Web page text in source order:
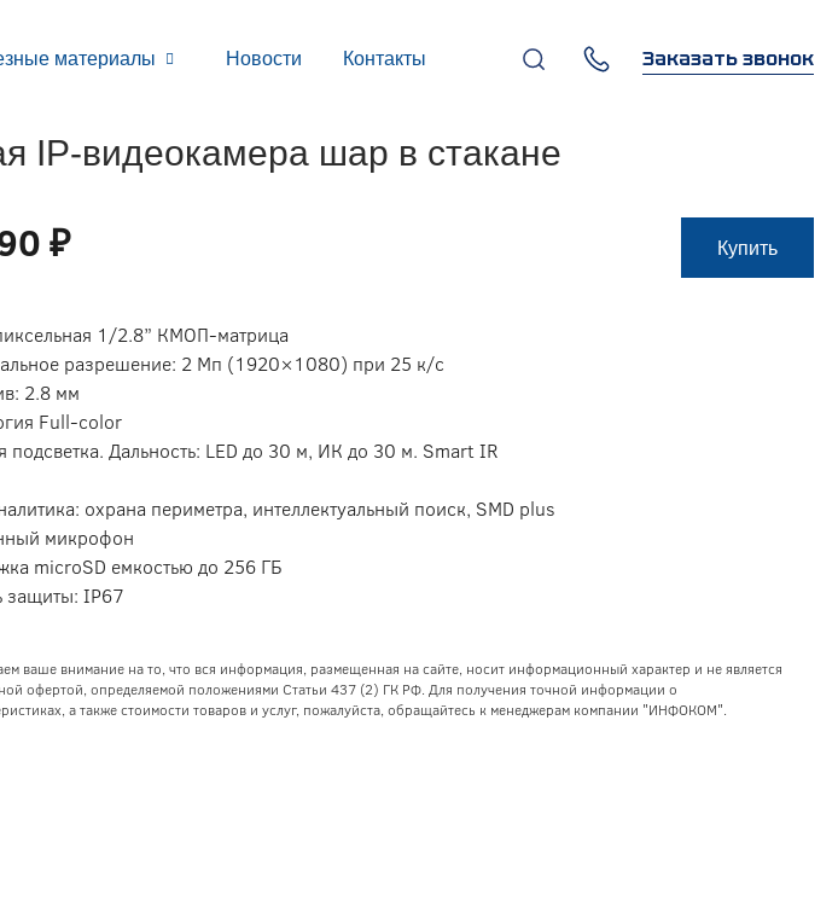
материалы Новости Контакты
г. Москва, 119270,
Лужнецкая наб., д. 6, стр. 1,
Заказать звонок
IP-видеокамера шар в стакане
₽ Купить
1/2.8” КМОП-матрица
разрешение: 2 Мп (1920×1080) при 25 к/с
2.8 мм
Full-color
подсветка. Дальность: LED до 30 м, ИК до 30 м. Smart IR
охрана периметра, интеллектуальный поиск, SMD plus
микрофон
microSD емкостью до 256 ГБ
защиты: IP67
ваше внимание на то, что вся информация, размещенная на сайте, носит информационный характер и не является
офертой, определяемой положениями Статьи 437 (2) ГК РФ. Для получения точной информации о
а также стоимости товаров и услуг, пожалуйста, обращайтесь к менеджерам компании "ИНФОКОМ".